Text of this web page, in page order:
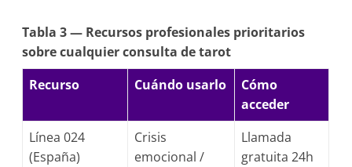
Tabla 3 — Recursos profesionales prioritarios
sobre cualquier consulta de tarot
Recurso
Cuándo usarlo
Cómo
acceder
Línea 024
(España)
Crisis
emocional /
Llamada
gratuita 24h